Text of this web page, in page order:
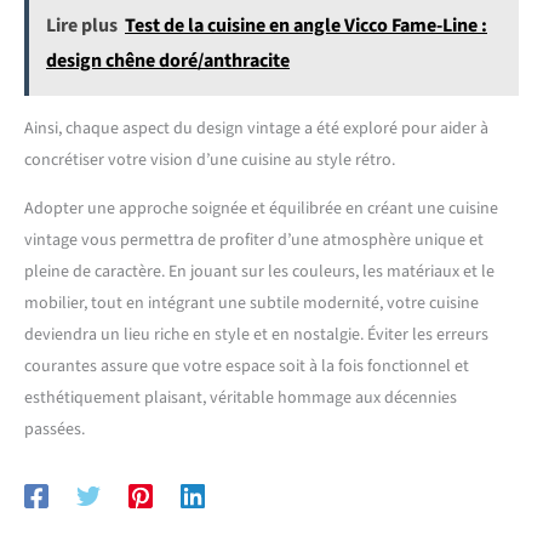
Lire plus Test de la cuisine en angle Vicco Fame-Line :
design chêne doré/anthracite
Ainsi, chaque aspect du design vintage a été exploré pour aider à
concrétiser votre vision d’une cuisine au style rétro.
Adopter une approche soignée et équilibrée en créant une cuisine
vintage vous permettra de profiter d’une atmosphère unique et
pleine de caractère. En jouant sur les couleurs, les matériaux et le
mobilier, tout en intégrant une subtile modernité, votre cuisine
deviendra un lieu riche en style et en nostalgie. Éviter les erreurs
courantes assure que votre espace soit à la fois fonctionnel et
esthétiquement plaisant, véritable hommage aux décennies
passées.